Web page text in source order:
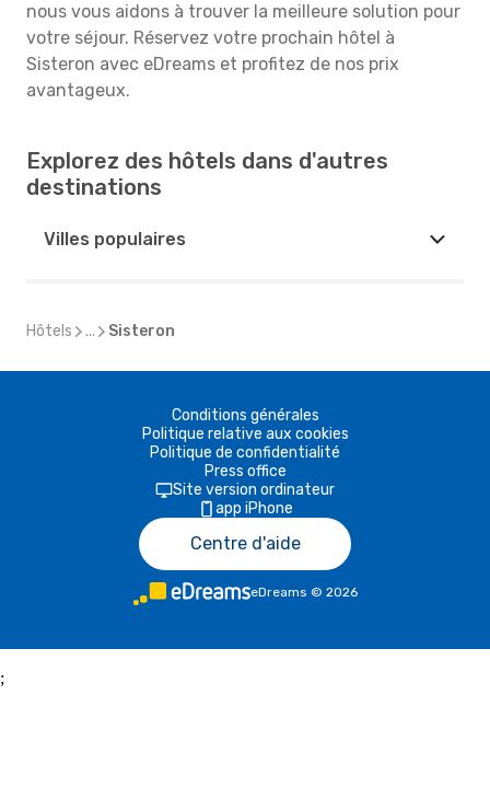
nous vous aidons à trouver la meilleure solution pour
votre séjour. Réservez votre prochain hôtel à
Sisteron avec eDreams et profitez de nos prix
avantageux.
Explorez des hôtels dans d'autres
destinations
Villes populaires
Hôtels ... Sisteron
Conditions générales
Politique relative aux cookies
Politique de confidentialité
Press office
Site version ordinateur
app iPhone
Centre d'aide
eDreams © 2026
;